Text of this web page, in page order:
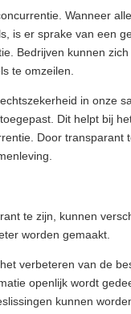
Wanneer
is er sprake van een
Bedrijven kunnen
te omzeilen.
in onze
Dit helpt bij
Door transparant
te zijn, kunnen
worden gemaakt.
verbeteren van de
openlijk wordt
kunnen